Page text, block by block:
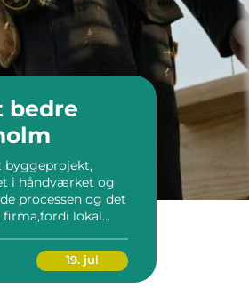
bedre
byggeprojekt,
i håndværket og
processen og det
lokal
19. jul